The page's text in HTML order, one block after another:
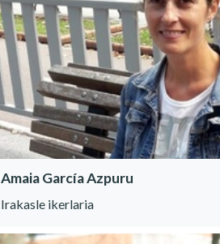
Amaia García Azpuru
Irakasle ikerlaria